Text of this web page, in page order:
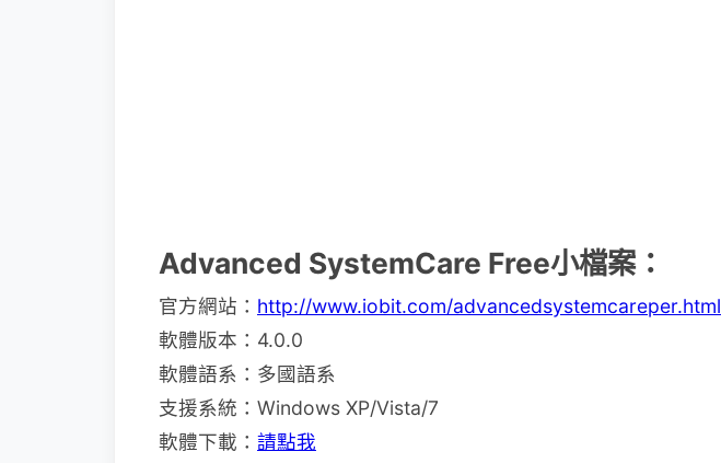
Advanced SystemCare Free小檔案：
官方網站： http://www.iobit.com/advancedsystemcareper.html
軟體版本：4.0.0
軟體語系：多國語系
支援系統：Windows XP/Vista/7
軟體下載： 請點我